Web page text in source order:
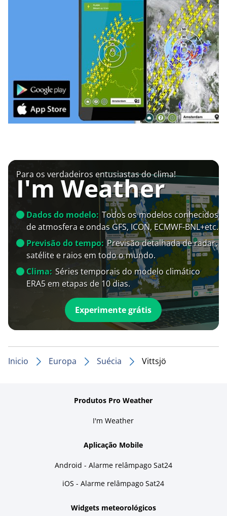
Para os verdadeiros entusiastas do clima!
I'm Weather
Dados do modelo: Todos os modelos conhecidos
de atmosfera e ondas GFS, ICON, ECMWF-BNL+etc.
Previsão do tempo: Previsão detalhada de radar,
satélite e raios em todo o mundo.
Clima: Séries temporais do modelo climático
ERA5 em etapas de 10 dias.
Experimente grátis
Inicio Europa Suécia Vittsjö
Produtos Pro Weather
I'm Weather
Aplicação Mobile
Android - Alarme relâmpago Sat24
iOS - Alarme relâmpago Sat24
Widgets meteorológicos